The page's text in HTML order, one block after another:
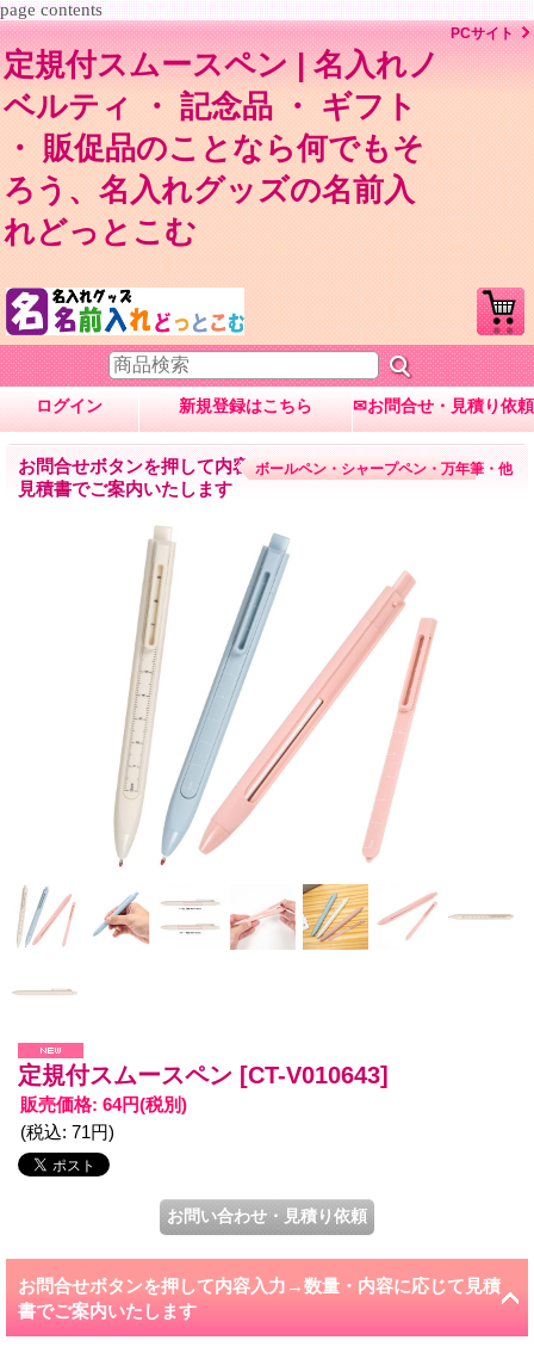
page contents
定規付スムースペン | 名入れノ
ベルティ ・ 記念品 ・ ギフト
・ 販促品のことなら何でもそ
ろう、名入れグッズの名前入
れどっとこむ
PCサイト
ログイン 新規登録はこちら ✉お問合せ・見積り依頼
お問合せボタンを押して内容入力→数量・内容に応じて
見積書でご案内いたします
ボールペン・シャープペン・万年筆・他
定規付スムースペン [CT-V010643]
販売価格: 64円(税別)
(税込: 71円)
お問合せボタンを押して内容入力→数量・内容に応じて見積
書でご案内いたします